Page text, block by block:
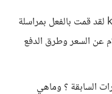
هل جرب أحدكم برنامج kelk 2020 لقد قمت بالفعل بمراسلة
عن السعر وطرق الدفع
السابقة ؟ وماهي